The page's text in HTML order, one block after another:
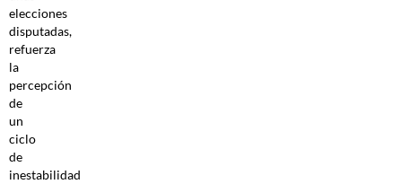
elecciones
disputadas,
refuerza
la
percepción
de
un
ciclo
de
inestabilidad